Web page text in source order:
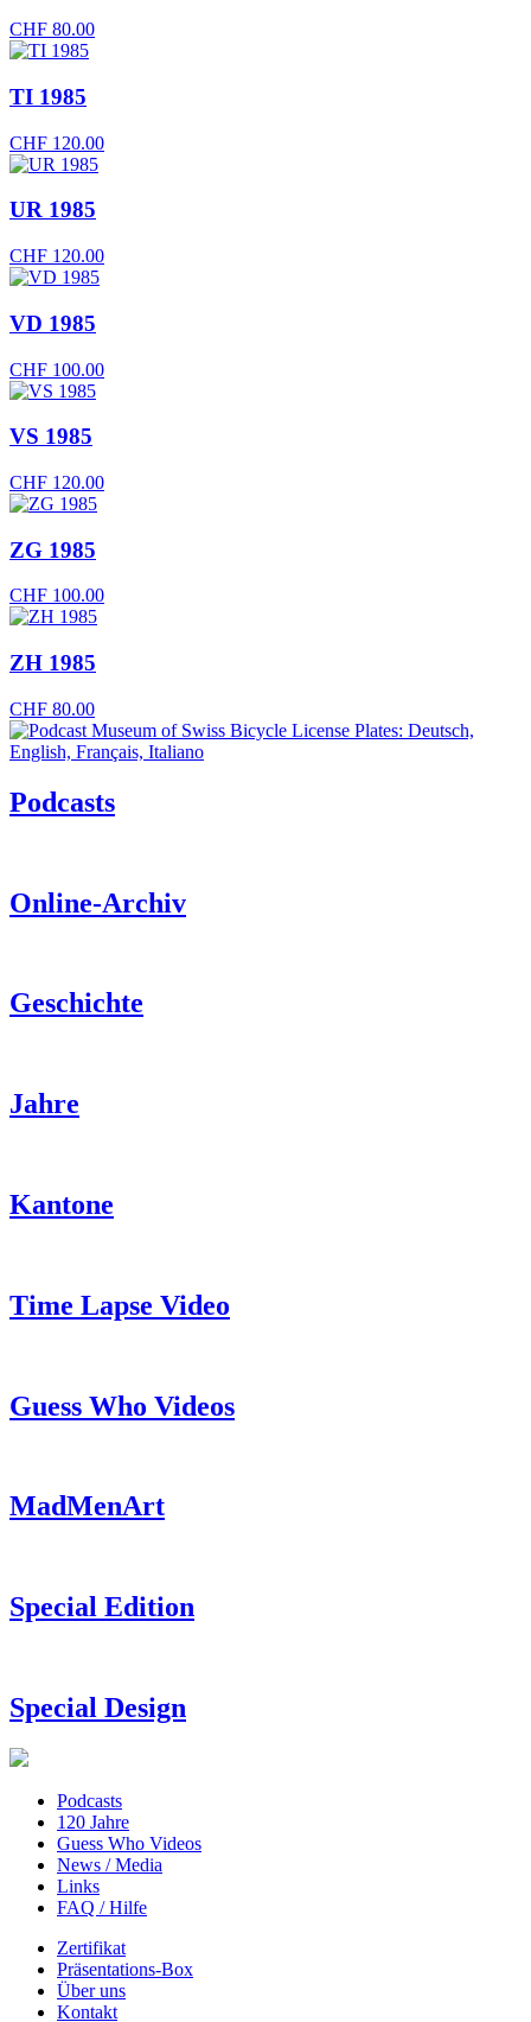
CHF 80.00
TI 1985
CHF 120.00
UR 1985
CHF 120.00
VD 1985
CHF 100.00
VS 1985
CHF 120.00
ZG 1985
CHF 100.00
ZH 1985
CHF 80.00
Podcasts
Online-Archiv
Geschichte
Jahre
Kantone
Time Lapse Video
Guess Who Videos
MadMenArt
Special Edition
Special Design
Podcasts
120 Jahre
Guess Who Videos
News / Media
Links
FAQ / Hilfe
Zertifikat
Präsentations-Box
Über uns
Kontakt